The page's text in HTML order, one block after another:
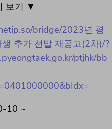
보기 ▼
bridge/2023년 평
추가 선발 재공고(2차)/?
ptjhk/bb
10 ~